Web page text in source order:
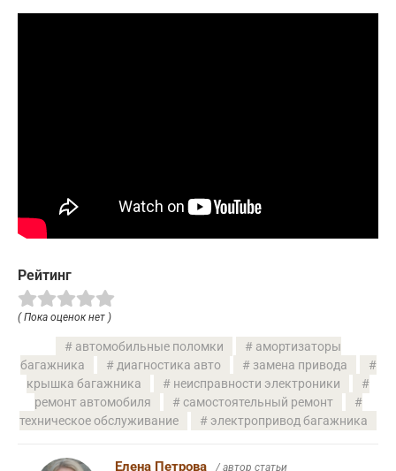
Рейтинг
( Пока оценок нет )
автомобильные поломки
амортизаторы
багажника
диагностика авто
замена привода
крышка багажника
неисправности электроники
ремонт автомобиля
самостоятельный ремонт
техническое обслуживание
электропривод багажника
Елена Петрова / автор статьи